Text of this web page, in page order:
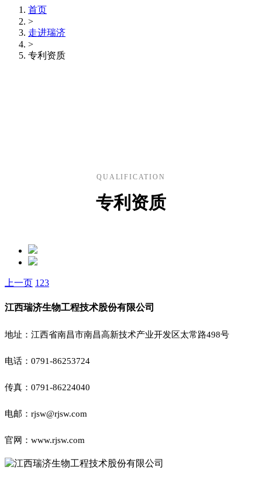
首页
>
走进瑞济
>
专利资质
QUALIFICATION
专利资质
上一页 1 23
江西瑞济生物工程技术股份有限公司
地址：江西省南昌市南昌高新技术产业开发区太常路498号
电话：0791-86253724
传真：0791-86224040
电邮：rjsw@rjsw.com
官网：www.rjsw.com